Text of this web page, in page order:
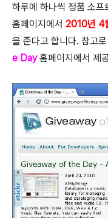
하루에 하나씩 정품 소프
홈페이지에서 2010년 4
을 준다고 합니다. 참고
e Day홈페이지에서 제